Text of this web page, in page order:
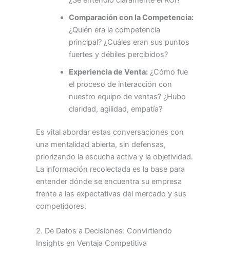
Comparación con la Competencia:
¿Quién era la competencia
principal? ¿Cuáles eran sus puntos
fuertes y débiles percibidos?
Experiencia de Venta:¿Cómo fue
el proceso de interacción con
nuestro equipo de ventas? ¿Hubo
claridad, agilidad, empatía?
Es vital abordar estas conversaciones con
una mentalidad abierta, sin defensas,
priorizando la escucha activa y la objetividad.
La información recolectada es la base para
entender dónde se encuentra su empresa
frente a las expectativas del mercado y sus
competidores.
2. De Datos a Decisiones: Convirtiendo
Insights en Ventaja Competitiva